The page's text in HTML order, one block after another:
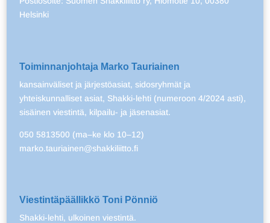
Helsinki
Toiminnanjohtaja Marko Tauriainen
kansainväliset ja järjestöasiat, sidosryhmät ja
yhteiskunnalliset asiat, Shakki-lehti (numeroon 4/2024 asti),
sisäinen viestintä, kilpailu- ja jäsenasiat.
050 5813500 (ma–ke klo 10–12)
marko.tauriainen@shakkiliitto.fi
Viestintäpäällikkö Toni Pönniö
Shakki-lehti, ulkoinen viestintä.